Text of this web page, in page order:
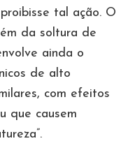
tal ação. O
da soltura de
ainda o
de alto
com efeitos
que causem